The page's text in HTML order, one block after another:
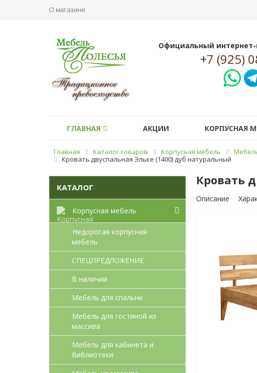
О магазине
Официальный интернет-
+7 (925)
ГЛАВНАЯ АКЦИИ КОРПУСНАЯ
Главная Каталог товаров Корпусная мебель
Кровать двуспальная Эльке (1400) дуб натуральный
КАТАЛОГ
Корпусная мебель
Недорогая корпусная
мебель
СПЕЦПРЕДЛОЖЕНИЕ
В наличии
Мебель для спальни
Мебель для гостиной из
массива
Мебель для кабинета и
библиотеки
Кровать
Описание